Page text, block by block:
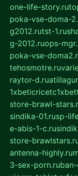
one-life-story.ru
poka-vse-doma-
g2012.rutst-1.ru
g-2012.ruops-
poka-vse-
tehosmotre.ru
raytor-d.ru
store-brawl-
sindika-01.rusp-
e-abis-1-c.ru
store-
antenna-highly.ru
3-sex-porn.ru